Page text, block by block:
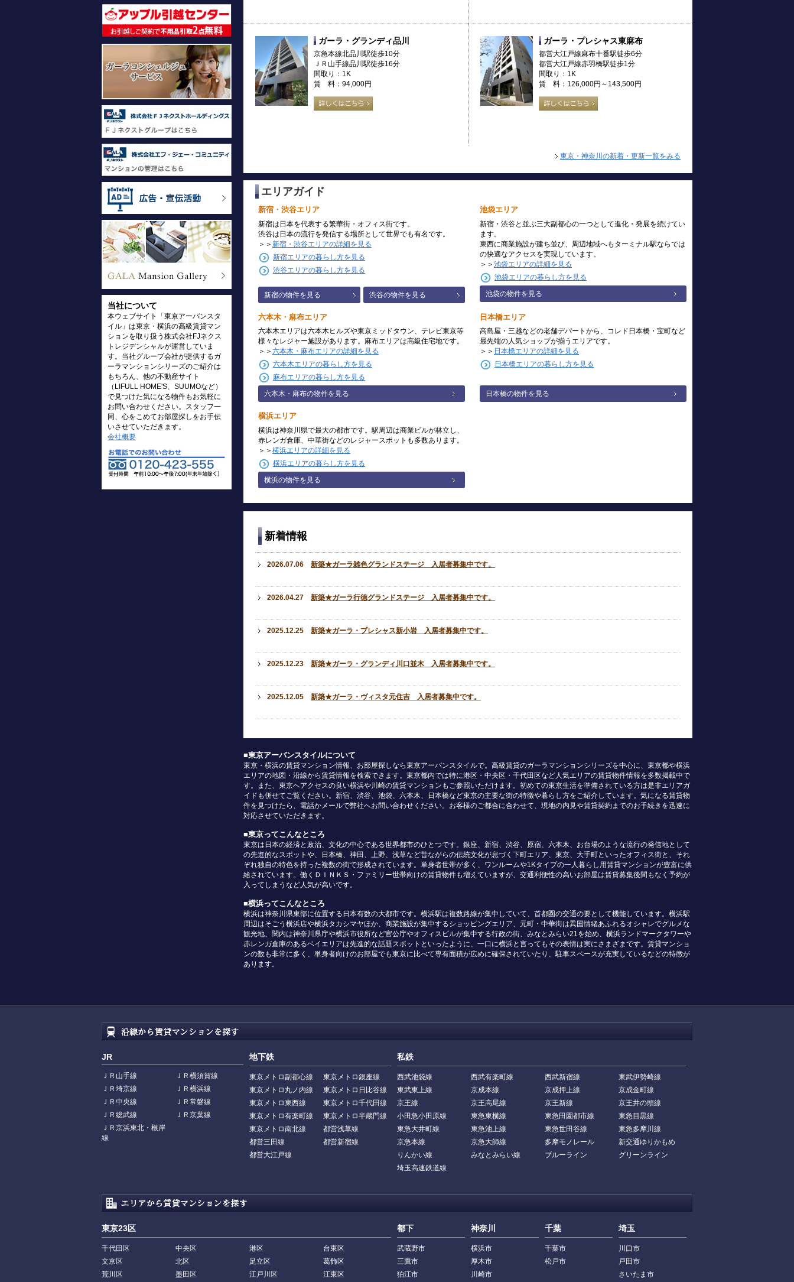
当社について
本ウェブサイト「東京アーバンスタ
イル」は東京・横浜の高級賃貸マン
ションを取り扱う株式会社FJネクス
トレジデンシャルが運営していま
す。当社グループ会社が提供するガ
ーラマンションシリーズのご紹介は
もちろん、他の不動産サイト
（LIFULL HOME'S、SUUMOなど）
で見つけた気になる物件もお気軽に
お問い合わせください。スタッフ一
同、心をこめてお部屋探しをお手伝
いさせていただきます。
会社概要
ガーラ・グランディ品川
京急本線北品川駅徒歩10分
ＪＲ山手線品川駅徒歩16分
間取り：1K
賃 料：94,000円
ガーラ・プレシャス東麻布
都営大江戸線麻布十番駅徒歩6分
都営大江戸線赤羽橋駅徒歩1分
間取り：1K
賃 料：126,000円～143,500円
東京・神奈川の新着・更新一覧をみる
エリアガイド
新宿・渋谷エリア
新宿は日本を代表する繁華街・オフィス街です。
渋谷は日本の流行を発信する場所として世界でも有名です。
＞＞ 新宿・渋谷エリアの詳細を見る
新宿エリアの暮らし方を見る
渋谷エリアの暮らし方を見る
新宿の物件を見る 渋谷の物件を見る
池袋エリア
新宿・渋谷と並ぶ三大副都心の一つとして進化・発展を続けてい
ます。
東西に商業施設が建ち並び、周辺地域へもターミナル駅ならでは
の快適なアクセスを実現しています。
＞＞ 池袋エリアの詳細を見る
池袋エリアの暮らし方を見る
池袋の物件を見る
六本木・麻布エリア
六本木エリアは六本木ヒルズや東京ミッドタウン、テレビ東京等
様々なレジャー施設があります。麻布エリアは高級住宅地です。
＞＞ 六本木・麻布エリアの詳細を見る
六本木エリアの暮らし方を見る
麻布エリアの暮らし方を見る
六本木・麻布の物件を見る
日本橋エリア
高島屋・三越などの老舗デパートから、コレド日本橋・宝町など
最先端の人気ショップが揃うエリアです。
＞＞ 日本橋エリアの詳細を見る
日本橋エリアの暮らし方を見る
日本橋の物件を見る
横浜エリア
横浜は神奈川県で最大の都市です。駅周辺は商業ビルが林立し、
赤レンガ倉庫、中華街などのレジャースポットも多数あります。
＞＞ 横浜エリアの詳細を見る
横浜エリアの暮らし方を見る
横浜の物件を見る
新着情報
2026.07.06 新築★ガーラ雑色グランドステージ 入居者募集中です。
2026.04.27 新築★ガーラ行徳グランドステージ 入居者募集中です。
2025.12.25 新築★ガーラ・プレシャス新小岩 入居者募集中です。
2025.12.23 新築★ガーラ・グランディ川口並木 入居者募集中です。
2025.12.05 新築★ガーラ・ヴィスタ元住吉 入居者募集中です。
■東京アーバンスタイルについて
東京・横浜の賃貸マンション情報、お部屋探しなら東京アーバンスタイルで。高級賃貸のガーラマンションシリーズを中心に、東京都や横浜
エリアの地図・沿線から賃貸情報を検索できます。東京都内では特に港区・中央区・千代田区など人気エリアの賃貸物件情報を多数掲載中で
す。また、東京へアクセスの良い横浜や川崎の賃貸マンションもご参照いただけます。初めての東京生活を準備されている方は是非エリアガ
イドも併せてご覧ください。新宿、渋谷、池袋、六本木、日本橋など東京の主要な街の特徴や暮らし方をご紹介しています。気になる賃貸物
件を見つけたら、電話かメールで弊社へお問い合わせください。お客様のご都合に合わせて、現地の内見や賃貸契約までのお手続きを迅速に
対応させていただきます。
■東京ってこんなところ
東京は日本の経済と政治、文化の中心である世界都市のひとつです。銀座、新宿、渋谷、原宿、六本木、お台場のような流行の発信地として
の先進的なスポットや、日本橋、神田、上野、浅草など昔ながらの伝統文化が息づく下町エリア、東京、大手町といったオフィス街と、それ
ぞれ独自の特色を持った複数の街で形成されています。単身者世帯が多く、ワンルームや1Kタイプの一人暮らし用賃貸マンションが豊富に供
給されています。働くＤＩＮＫＳ・ファミリー世帯向けの賃貸物件も増えていますが、交通利便性の高いお部屋は賃貸募集後間もなく予約が
入ってしまうなど人気が高いです。
■横浜ってこんなところ
横浜は神奈川県東部に位置する日本有数の大都市です。横浜駅は複数路線が集中していて、首都圏の交通の要として機能しています。横浜駅
周辺はそごう横浜店や横浜タカシマヤほか、商業施設が集中するショッピングエリア、元町・中華街は異国情緒あふれるオシャレでグルメな
観光地、関内は神奈川県庁や横浜市役所など官公庁やオフィスビルが集中する行政の街、みなとみらい21を始め、横浜ランドマークタワーや
赤レンガ倉庫のあるベイエリアは先進的な話題スポットといったように、一口に横浜と言ってもその表情は実にさまざまです。賃貸マンショ
ンの数も非常に多く、単身者向けのお部屋でも東京に比べて専有面積が広めに確保されていたり、駐車スペースが充実しているなどの特徴が
あります。
JR
ＪＲ山手線
ＪＲ横須賀線
ＪＲ埼京線
ＪＲ横浜線
ＪＲ中央線
ＪＲ常磐線
ＪＲ総武線
ＪＲ京葉線
ＪＲ京浜東北・根岸
線
地下鉄
東京メトロ副都心線
東京メトロ銀座線
東京メトロ丸ノ内線
東京メトロ日比谷線
東京メトロ東西線
東京メトロ千代田線
東京メトロ有楽町線
東京メトロ半蔵門線
東京メトロ南北線
都営浅草線
都営三田線
都営新宿線
都営大江戸線
私鉄
西武池袋線 西武有楽町線 西武新宿線
東武伊勢崎線
東武東上線
京成本線 京成押上線
京成金町線
京王線
京王高尾線 京王新線
京王井の頭線
小田急小田原線
東急東横線 東急田園都市線
東急目黒線
東急大井町線
東急池上線 東急世田谷線
東急多摩川線
京急本線
京急大師線 多摩モノレール
新交通ゆりかもめ
りんかい線
みなとみらい線 ブルーライン
グリーンライン
埼玉高速鉄道線
東京23区
千代田区 中央区 港区
台東区
文京区
北区 足立区
葛飾区
荒川区
墨田区 江戸川区 江東区
都下
武蔵野市
三鷹市
狛江市
神奈川
横浜市
厚木市
川崎市
千葉
千葉市
松戸市
埼玉
川口市
戸田市
さいたま市